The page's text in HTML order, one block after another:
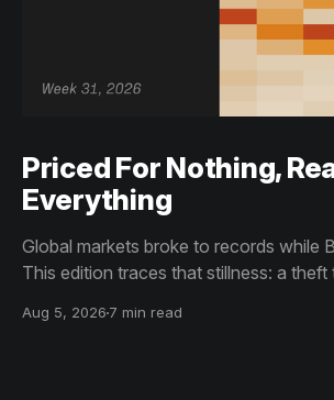
Priced For Nothing,
Everything
Global markets broke to records while
This edition traces that stillness: a theft
than capitulation, and an options
Aug 5, 2026 7 min read